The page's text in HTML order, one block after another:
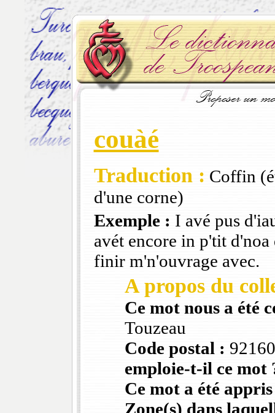
couàé
Traduction : Coffin
d'une corne)
Exemple : I avé pus
avét encore in p'tit d'noa
finir m'n'ouvrage avec.
A propos du
Ce mot nous a été
Touzeau
Code postal :
emploie-t-il ce mot
Ce mot a été
Zone(s) dans